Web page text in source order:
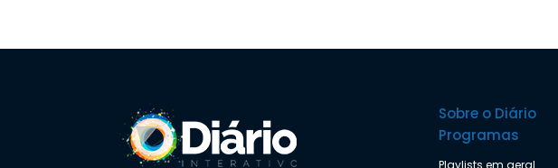
Sobre o Diário
Programas
Playlists em geral